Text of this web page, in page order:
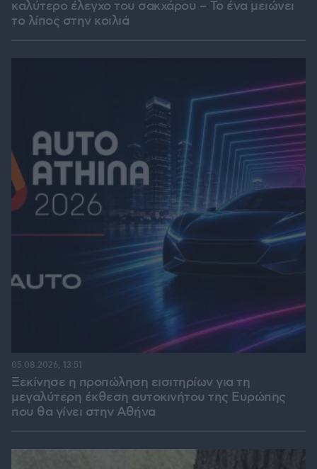
καλύτερο έλεγχο του σακχάρου – Το ένα μειώνει
το λίπος στην κοιλιά
Ξεκίνησε η προπώληση εισιτηρίων για τη
μεγαλύτερη έκθεση αυτοκινήτου της Ευρώπης
που θα γίνει στην Αθήνα
05.08.2026, 13:51